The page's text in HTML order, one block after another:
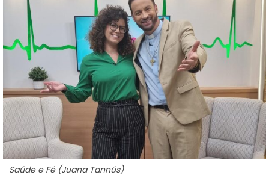
Saúde e Fé (Juana Tannús)